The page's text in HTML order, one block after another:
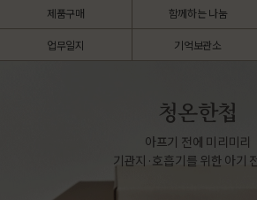
제품구매 함께하는 나눔
업무일지 기억보관소
청온한첩
아프기 전에 미리미리
기관지·호흡기를 위한 아기